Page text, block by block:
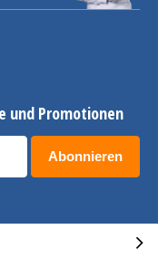
und Promotionen
Abonnieren